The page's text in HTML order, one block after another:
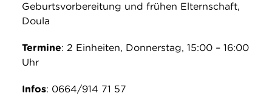
Geburtsvorbereitung und frühen Elternschaft,
Doula
Termine: 2 Einheiten, Donnerstag, 15:00 – 16:00
Uhr
Infos: 0664/914 71 57